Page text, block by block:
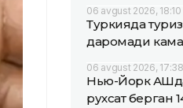
06 avgust 2026, 18:10
Туркияда
даромади
06 avgust 2026, 17:38
Нью-Йорк
рухсат берган